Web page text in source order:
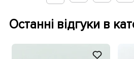
Останні відгуки в